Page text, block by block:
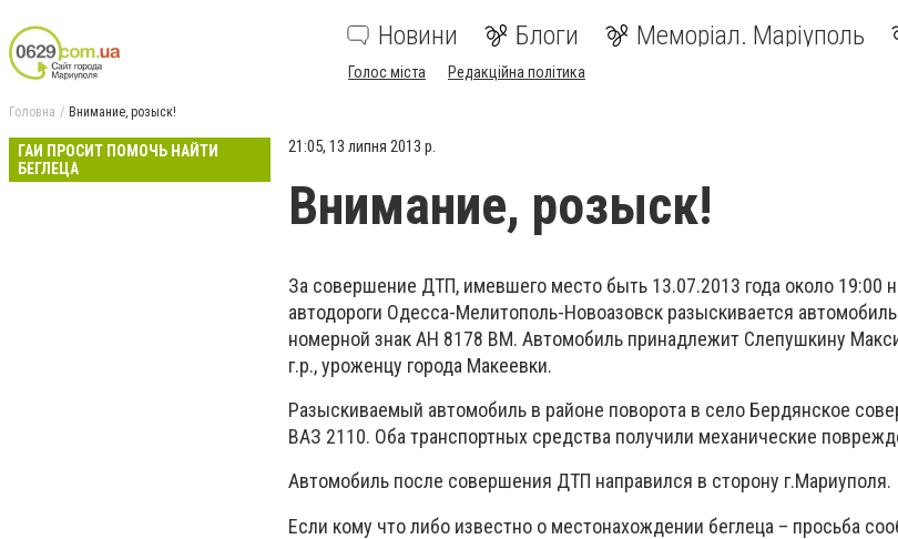
Новини Блоги Меморіал. Маріуполь
Голос міста Редакційна політика
Головна Внимание, розыск!
ГАИ ПРОСИТ ПОМОЧЬ НАЙТИ
БЕГЛЕЦА
21:05, 13 липня 2013 р.
Внимание, розыск!
За совершение ДТП, имевшего место быть 13.07.2013 года около 19:00
автодороги Одесса-Мелитополь-Новоазовск разыскивается
номерной знак АН 8178 ВМ. Автомобиль принадлежит Слепушкину
г.р., уроженцу города Макеевки.
Разыскиваемый автомобиль в районе поворота в село Бердянское
ВАЗ 2110. Оба транспортных средства получили механические
Автомобиль после совершения ДТП направился в сторону г.Мариуполя.
Если кому что либо известно о местонахождении беглеца – просьба